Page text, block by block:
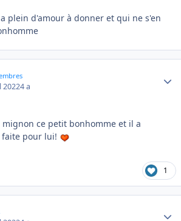
plein d'amour à donner et qui ne s'en
20224 a
ce petit bonhomme et il a
pour lui!
1